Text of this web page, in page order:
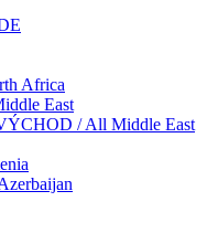
Africa
East
/ All Middle East